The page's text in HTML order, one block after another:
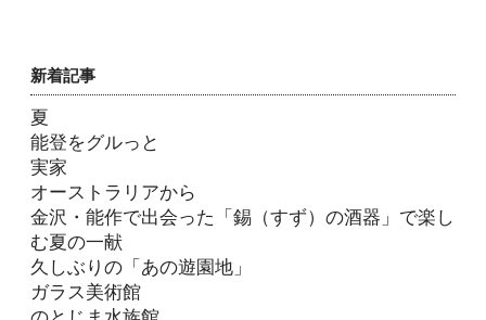
新着記事
夏
能登をグルっと
実家
オーストラリアから
金沢・能作で出会った「錫（すず）の酒器」で楽し
む夏の一献
久しぶりの「あの遊園地」
ガラス美術館